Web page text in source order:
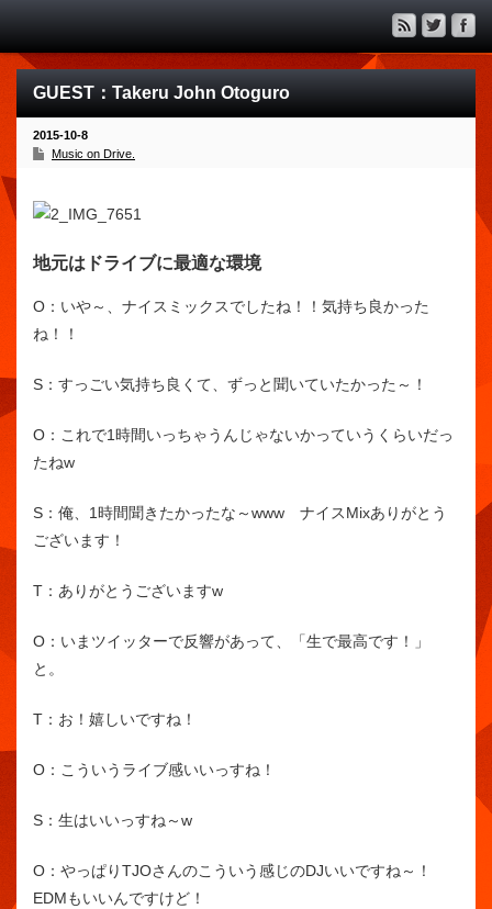
GUEST：Takeru John Otoguro
2015-10-8
Music on Drive.
地元はドライブに最適な環境
O： いや～、ナイスミックスでしたね！！気持ち良かった
ね！！
S： すっごい気持ち良くて、ずっと聞いていたかった～！
O： これで1時間いっちゃうんじゃないかっていうくらいだっ
たねw
S： 俺、1時間聞きたかったな～www ナイスMixありがとう
ございます！
T： ありがとうございますw
O： いまツイッターで反響があって、「生で最高です！」
と。
T： お！嬉しいですね！
O： こういうライブ感いいっすね！
S： 生はいいっすね～w
O： やっぱりTJOさんのこういう感じのDJいいですね～！
EDMもいいんですけど！